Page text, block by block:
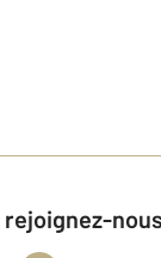
rejoignez-